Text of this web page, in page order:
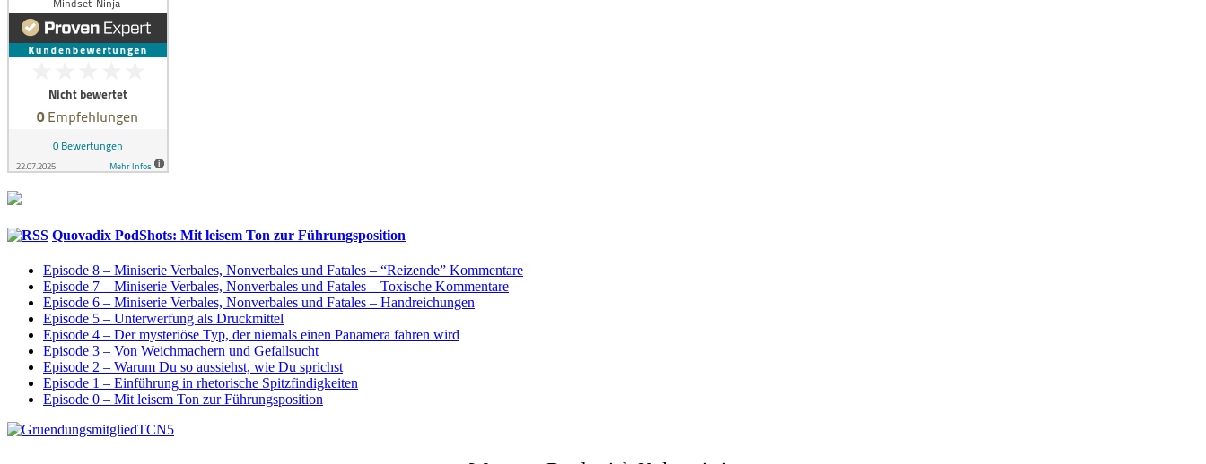
Quovadix PodShots: Mit leisem Ton zur Führungsposition
Episode 8 – Miniserie Verbales, Nonverbales und Fatales – “Reizende” Kommentare
Episode 7 – Miniserie Verbales, Nonverbales und Fatales – Toxische Kommentare
Episode 6 – Miniserie Verbales, Nonverbales und Fatales – Handreichungen
Episode 5 – Unterwerfung als Druckmittel
Episode 4 – Der mysteriöse Typ, der niemals einen Panamera fahren wird
Episode 3 – Von Weichmachern und Gefallsucht
Episode 2 – Warum Du so aussiehst, wie Du sprichst
Episode 1 – Einführung in rhetorische Spitzfindigkeiten
Episode 0 – Mit leisem Ton zur Führungsposition